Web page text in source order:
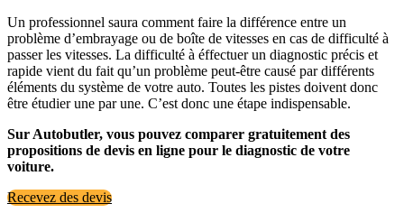
Un professionnel saura comment faire la différence entre un
problème d’embrayage ou de boîte de vitesses en cas de difficulté à
passer les vitesses. La difficulté à éffectuer un diagnostic précis et
rapide vient du fait qu’un problème peut-être causé par différents
éléments du système de votre auto. Toutes les pistes doivent donc
être étudier une par une. C’est donc une étape indispensable.
Sur Autobutler, vous pouvez comparer gratuitement des
propositions de devis en ligne pour le diagnostic de votre
voiture.
Recevez des devis